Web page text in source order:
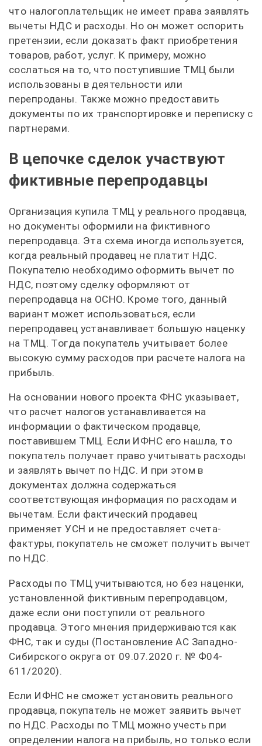
что налогоплательщик не имеет права заявлять
вычеты НДС и расходы. Но он может оспорить
претензии, если доказать факт приобретения
товаров, работ, услуг. К примеру, можно
сослаться на то, что поступившие ТМЦ были
использованы в деятельности или
перепроданы. Также можно предоставить
документы по их транспортировке и переписку с
партнерами.
В цепочке сделок участвуют
фиктивные перепродавцы
Организация купила ТМЦ у реального продавца,
но документы оформили на фиктивного
перепродавца. Эта схема иногда используется,
когда реальный продавец не платит НДС.
Покупателю необходимо оформить вычет по
НДС, поэтому сделку оформляют от
перепродавца на ОСНО. Кроме того, данный
вариант может использоваться, если
перепродавец устанавливает большую наценку
на ТМЦ. Тогда покупатель учитывает более
высокую сумму расходов при расчете налога на
прибыль.
На основании нового проекта ФНС указывает,
что расчет налогов устанавливается на
информации о фактическом продавце,
поставившем ТМЦ. Если ИФНС его нашла, то
покупатель получает право учитывать расходы
и заявлять вычет по НДС. И при этом в
документах должна содержаться
соответствующая информация по расходам и
вычетам. Если фактический продавец
применяет УСН и не предоставляет счета-
фактуры, покупатель не сможет получить вычет
по НДС.
Расходы по ТМЦ учитываются, но без наценки,
установленной фиктивным перепродавцом,
даже если они поступили от реального
продавца. Этого мнения придерживаются как
ФНС, так и суды (Постановление АС Западно-
Сибирского округа от 09.07.2020 г. № Ф04-
611/2020).
Если ИФНС не сможет установить реального
продавца, покупатель не может заявить вычет
по НДС. Расходы по ТМЦ можно учесть при
определении налога на прибыль, но только если